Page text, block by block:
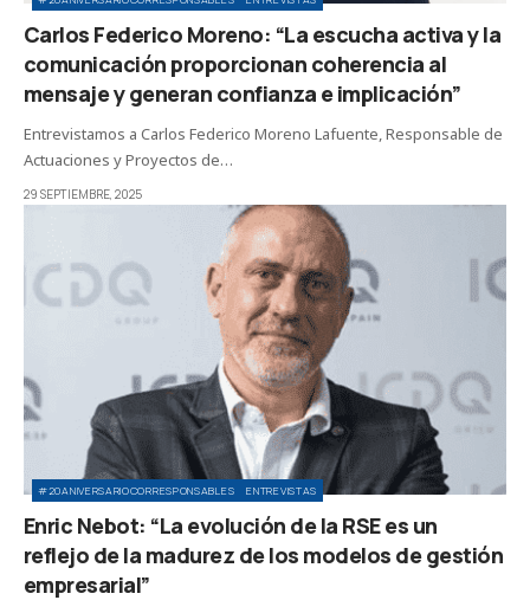
Carlos Federico Moreno: “La escucha activa y la
comunicación proporcionan coherencia al
mensaje y generan confianza e implicación”
Entrevistamos a Carlos Federico Moreno Lafuente, Responsable de
Actuaciones y Proyectos de…
29 SEPTIEMBRE, 2025
#20ANIVERSARIOCORRESPONSABLES ENTREVISTAS
Enric Nebot: “La evolución de la RSE es un
reflejo de la madurez de los modelos de gestión
empresarial”